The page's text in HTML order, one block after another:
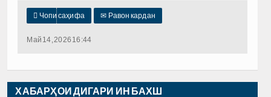
 Чопи саҳифа ✉ Равон кардан
Май 14, 2026 16:44
ХАБАРҲОИ ДИГАРИ ИН БАХШ